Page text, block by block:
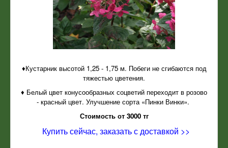
♦Кустарник высотой 1,25 - 1,75 м. Побеги не сгибаются под
тяжестью цветения.
♦ Белый цвет конусообразных соцветий переходит в розово
- красный цвет. Улучшение сорта «Пинки Винки».
Стоимость от 3000 тг
Купить сейчас, заказать с доставкой >>